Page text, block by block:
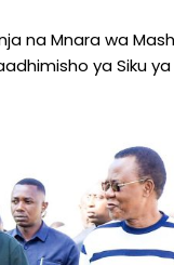
na Mnara wa
ya Siku ya